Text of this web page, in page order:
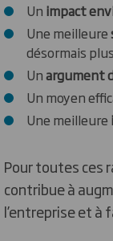
Un impact
Une meilleure
désormais
Unargument
Un moyen
Une meilleure
Pour toutes ces
contribue à
l’entreprise et à